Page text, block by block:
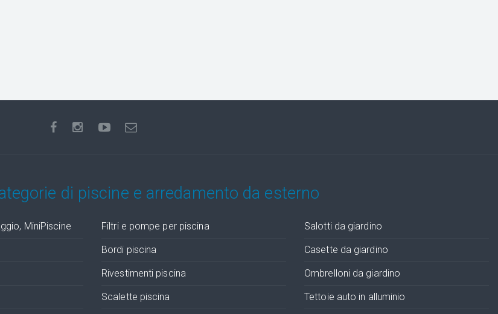
di piscine e arredamento da esterno
MiniPiscine Filtri e pompe per piscina
Bordi piscina
Rivestimenti piscina
Scalette piscina
Salotti da giardino
Casette da giardino
Ombrelloni da giardino
Tettoie auto in alluminio